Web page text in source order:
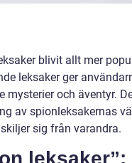
blivit allt mer
leksaker ger
och äventyr.
av spionleksakernas
sig från varandra.
leksaker”: